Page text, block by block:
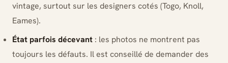
vintage, surtout sur les designers cotés (Togo, Knoll,
Eames).
État parfois décevant : les photos ne montrent pas
toujours les défauts. Il est conseillé de demander des